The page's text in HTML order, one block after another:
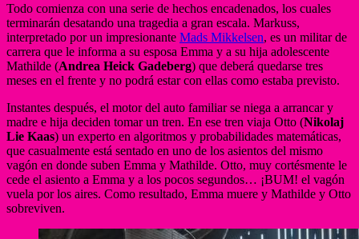
Todo comienza con una serie de hechos encadenados, los cuales
terminarán desatando una tragedia a gran escala. Markuss,
interpretado por un impresionante Mads Mikkelsen, es un militar de
carrera que le informa a su esposa Emma y a su hija adolescente
Mathilde (Andrea Heick Gadeberg) que deberá quedarse tres
meses en el frente y no podrá estar con ellas como estaba previsto.
Instantes después, el motor del auto familiar se niega a arrancar y
madre e hija deciden tomar un tren. En ese tren viaja Otto (Nikolaj
Lie Kaas) un experto en algoritmos y probabilidades matemáticas,
que casualmente está sentado en uno de los asientos del mismo
vagón en donde suben Emma y Mathilde. Otto, muy cortésmente le
cede el asiento a Emma y a los pocos segundos… ¡BUM! el vagón
vuela por los aires. Como resultado, Emma muere y Mathilde y Otto
sobreviven.